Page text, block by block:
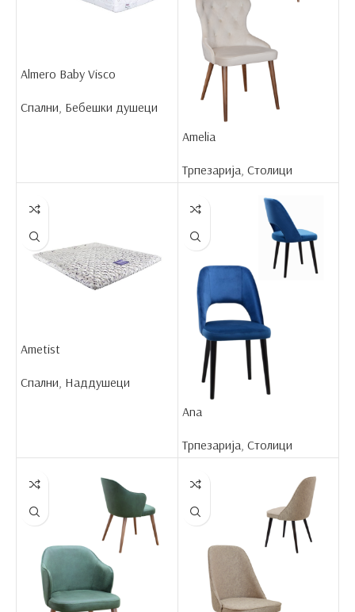
Almero Baby Visco
Спални Бебешки душеци
Amelia
Трпезарија, Столици
Ametist
Спални Наддушеци
Ana
Трпезарија, Столици